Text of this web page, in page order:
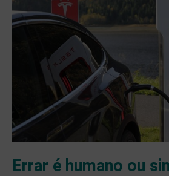
Errar é humano ou